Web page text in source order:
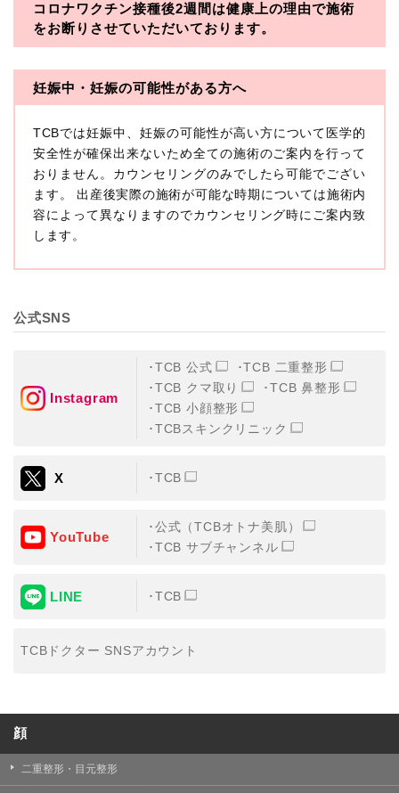
・一般社団法人メディカルアライアンス
・医療法人社団創彩会
本プライバシーポリシーにおいて「個人情報」とは、生
存する個人に関する情報であって、当該情報に含まれる
氏名、生年月日その他の記述等により特定の個人を識別
できるもの又は個人識別符号（個人情報保護委員会の政
令に準じます。）が含まれるものをいいます。
収集した患者様に関する情報には、単独のままでは特定
の個人を識別できない情報もありますが、他の情報と組
み合わせることにより特定の個人を識別できる場合、か
に扱うものとします。
TCBグループが【利用目的】に定める目的を達成するた
めに取得する情報には、次のものが含まれます（以下①
①TCBグループが患者様から取得する情報
・氏名、生年月日、メールアドレス、電話番号
②TCBグループが各種サービスの利用に関連して取得す
る情報
・患者様がご利用になった各種サービスの内容、ご利用
日時、閲覧履歴等に関連する情報
（これには、Cookie情報、アクセスログ等の利用状況に
③TCBグループが第三者から間接的に収集する情報
事業者およびアフィリエイトサービスプロバイダ等の第
・患者様の閲覧履歴、端末等の情報
TCBグループは取得情報を以下の目的で利用いたしま
す。
コロナワクチン接種後2週間は健康上の理由で施術
をお断りさせていただいております。
妊娠中・妊娠の可能性がある方へ
TCBでは妊娠中、妊娠の可能性が高い方について医学的
安全性が確保出来ないため全ての施術のご案内を行って
おりません。カウンセリングのみでしたら可能でござい
ます。 出産後実際の施術が可能な時期については施術内
容によって異なりますのでカウンセリング時にご案内致
します。
公式SNS
Instagram
TCB 公式
TCB 二重整形
TCB クマ取り
TCB 鼻整形
TCB 小顔整形
TCBスキンクリニック
X TCB
YouTube
公式（TCBオトナ美肌）
TCB サブチャンネル
LINE TCB
TCBドクター SNSアカウント
顔
二重整形・目元整形